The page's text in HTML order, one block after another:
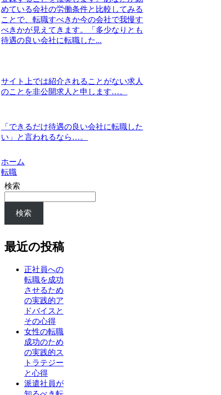
めている会社の労働条件と比較してみる
ことで、転職すべきか今の会社で我慢す
べきかが見えてきます。「多少なりとも
待遇の良い会社に転職した...
サイト上では紹介されることがない求人
のことを非公開求人と申します…。
「できるだけ待遇の良い会社に転職した
い」と言われるなら…。
ホーム
転職
検索
検索
最近の投稿
正社員への
転職を成功
させるため
の実践的ア
ドバイスと
その心得
女性の転職
成功のため
の実践的ス
トラテジー
と心得
派遣社員が